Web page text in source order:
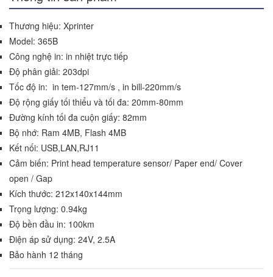
Thương hiệu: Xprinter
Model: 365B
Công nghệ in: in nhiệt trực tiếp
Độ phân giải: 203dpi
Tốc độ in: in tem-127mm/s , in bill-220mm/s
Độ rộng giấy tối thiểu và tối đa: 20mm-80mm
Đường kính tối đa cuộn giấy: 82mm
Bộ nhớ: Ram 4MB, Flash 4MB
Kết nối: USB,LAN,RJ11
Cảm biến: Print head temperature sensor/ Paper end/ Cover
open / Gap
Kích thước: 212x140x144mm
Trọng lượng: 0.94kg
Độ bền đầu in: 100km
Điện áp sử dụng: 24V, 2.5A
Bảo hành 12 tháng